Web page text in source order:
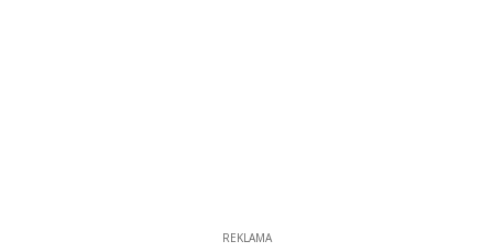
REKLAMA